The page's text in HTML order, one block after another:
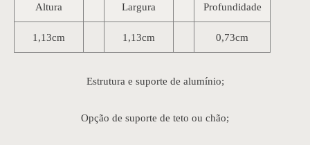
Altura Largura Profundidade
1,13cm 1,13cm 0,73cm
Estrutura e suporte de alumínio;
Opção de suporte de teto ou chão;